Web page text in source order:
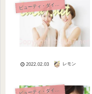
ビ
ューティ・ダイエット
2022.02.03 レモン
ビ
ューティ・ダイエット